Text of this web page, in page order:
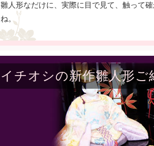
雛人形なだけに、実際に目で見て、触って
ね。
イチオシの新作雛人形ご